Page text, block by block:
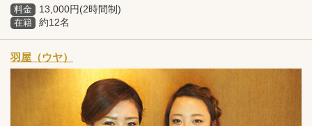
料金 13,000円(2時間制)
在籍 約12名
羽屋（ウヤ）